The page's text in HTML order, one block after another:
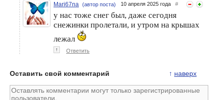
Mari67na (автор поста) 10 апреля 2025 года #
у нас тоже снег был, даже сегодня
снежинки пролетали, и утром на крышах
лежал
↑ Ответить
↑ наверх
Оставить свой комментарий